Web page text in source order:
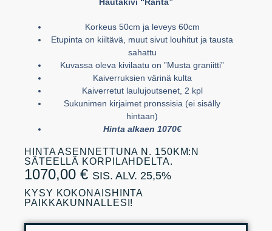
Korkeus 50cm ja leveys 60cm
Etupinta on kiiltävä, muut sivut louhitut ja tausta
sahattu
Kuvassa oleva kivilaatu on ”Musta graniitti”
Kaiverruksien värinä kulta
Kaiverretut laulujoutsenet, 2 kpl
Sukunimen kirjaimet pronssisia (ei sisälly
hintaan)
Hinta alkaen 1070€
HINTA ASENNETTUNA N. 150KM:N
SÄTEELLÄ KORPILAHDELTA.
1070,00€ SIS. ALV. 25,5%
KYSY KOKONAISHINTA
PAIKKAKUNNALLESI!